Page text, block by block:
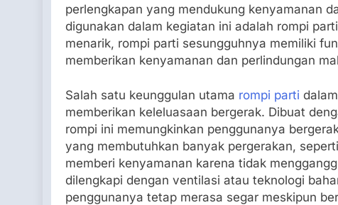
perlengkapan yang mendukung kenyamanan
digunakan dalam kegiatan ini adalah rompi
menarik, rompi parti sesungguhnya memiliki
memberikan kenyamanan dan perlindungan
Salah satu keunggulan utama rompi parti
memberikan keleluasaan bergerak. Dibuat
rompi ini memungkinkan penggunanya
yang membutuhkan banyak pergerakan,
memberi kenyamanan karena tidak
dilengkapi dengan ventilasi atau teknologi
penggunanya tetap merasa segar meskipun